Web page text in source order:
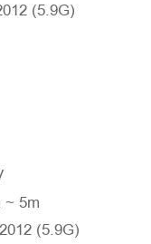
(5.9G)
~ 5m
(5.9G)